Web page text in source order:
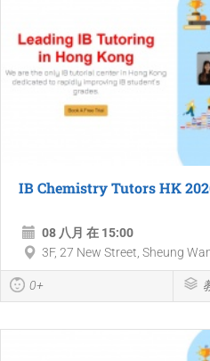
IB Chemistry Tutors HK
08 八月 在 15:00
3F, 27 New Street, Sheung
0+